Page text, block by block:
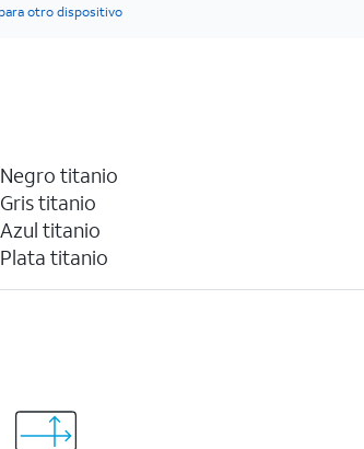
otro dispositivo
Negro titanio
Gris titanio
Azul titanio
Plata titanio